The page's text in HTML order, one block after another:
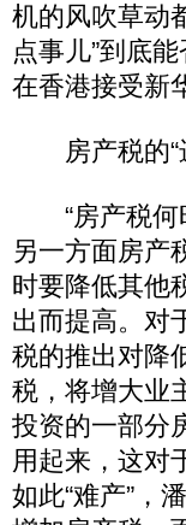
机的风吹草动
点事儿”到底
在香港接受新
房产税的“
“房产税何
另一方面房产
时要降低其他
出而提高。对
税的推出对降
税，将增大业
投资的一部分
用起来，这对
如此“难产”，